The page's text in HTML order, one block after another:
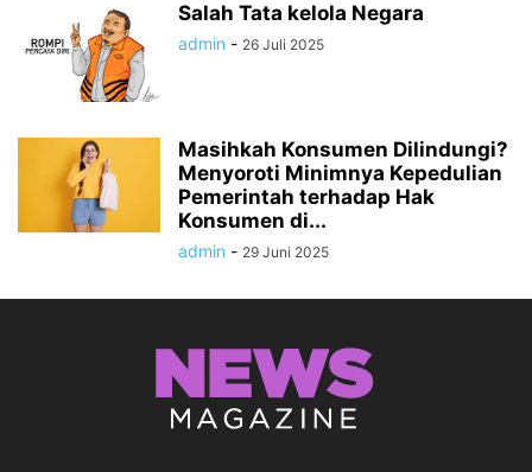
Salah Tata kelola Negara
admin - 26 Juli 2025
Masihkah Konsumen Dilindungi?
Menyoroti Minimnya Kepedulian
Pemerintah terhadap Hak
Konsumen di...
admin - 29 Juni 2025